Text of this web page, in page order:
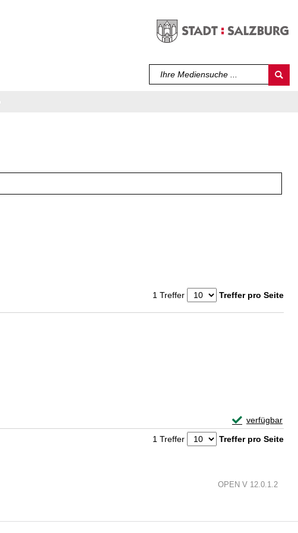
Sprache auswählen
1 Treffer Treffer pro Seite
verfügbar
Exemplar-
Zum Download
1 Treffer Treffer pro Seite
OPEN V 12.0.1.2